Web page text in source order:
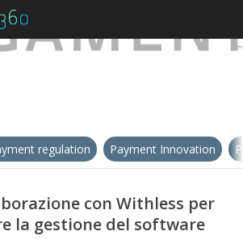
regulation Payment Innovation
con Withless per
la gestione del software